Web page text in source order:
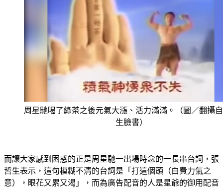
周星馳喝了綠茶之後元氣大漲、活力滿滿。（圖／翻攝
生臉書）
而讓大家感到困惑的正是周星馳一出場時念的一長串台詞，張
哲生表示，這句模糊不清的台詞是「打這個頭（白費力氣之
意），眼花又累又渴」，而為廣告配音的人是星爺的御用配音